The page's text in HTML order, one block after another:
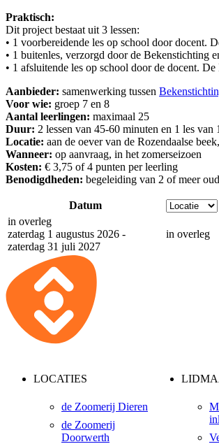
Praktisch:
Dit project bestaat uit 3 lessen:
• 1 voorbereidende les op school door docent.
• 1 buitenles, verzorgd door de Bekenstichting
• 1 afsluitende les op school door de docent.
Aanbieder: samenwerking tussen
Voor wie: groep 7 en 8
Aantal leerlingen: maximaal 25
Duur: 2 lessen van 45-60 minuten en 1 les
Locatie: aan de oever van de Rozendaalse
Wanneer: op aanvraag, in het zomerseizoen
Kosten: € 3,75 of 4 punten per leerling
Benodigdheden: begeleiding van 2 of meer
Datum
in overleg
zaterdag 1 augustus 2026 -
zaterdag 31 juli 2027
in overleg
LOCATIES
de Zoomerij Dieren
de Zoomerij
Doorwerth